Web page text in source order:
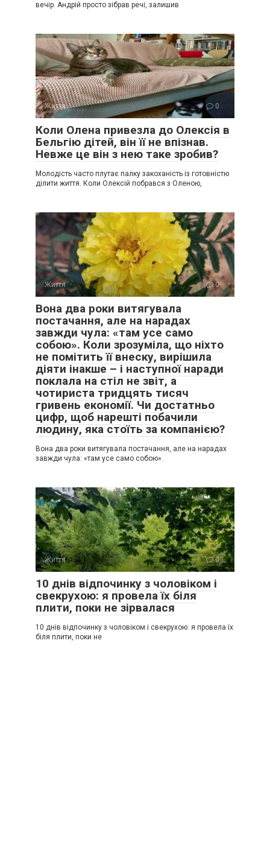
вечір. Андрій просто зібрав речі, залишив
Життя 0
Коли Олена привезла до Олексія в
Бельгію дітей, він її не впізнав.
Невже це він з нею таке зробив?
Молодість часто плутає палку закоханість із готовністю
ділити життя. Коли Олексій побрався з Оленою,
Життя 0
Вона два роки витягувала
постачання, але на нарадах
завжди чула: «там усе само
собою». Коли зрозуміла, що ніхто
не помітить її внеску, вирішила
діяти інакше – і наступної наради
поклала на стіл не звіт, а
чотириста тридцять тисяч
гривень економії. Чи достатньо
цифр, щоб нарешті побачили
людину, яка стоїть за компанією?
Вона два роки витягувала постачання, але на нарадах
завжди чула: «там усе само собою».
Життя 0
10 днів відпочинку з чоловіком і
свекрухою: я провела їх біля
плити, поки не зірвалася
10 днів відпочинку з чоловіком і свекрухою: я провела їх
біля плити, поки не